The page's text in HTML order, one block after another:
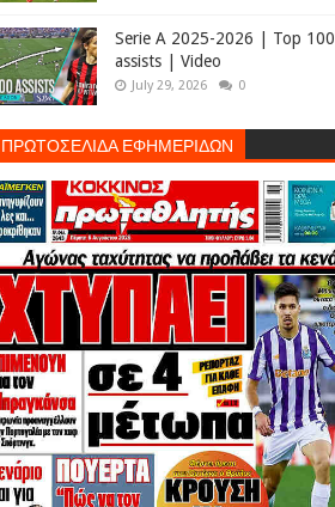
Serie A 2025-2026 | Top 100
assists | Video
July 29, 2026 0
ΠΡΩΤΟΣΕΛΙΔΑ ΕΦΗΜΕΡΙΔΩΝ